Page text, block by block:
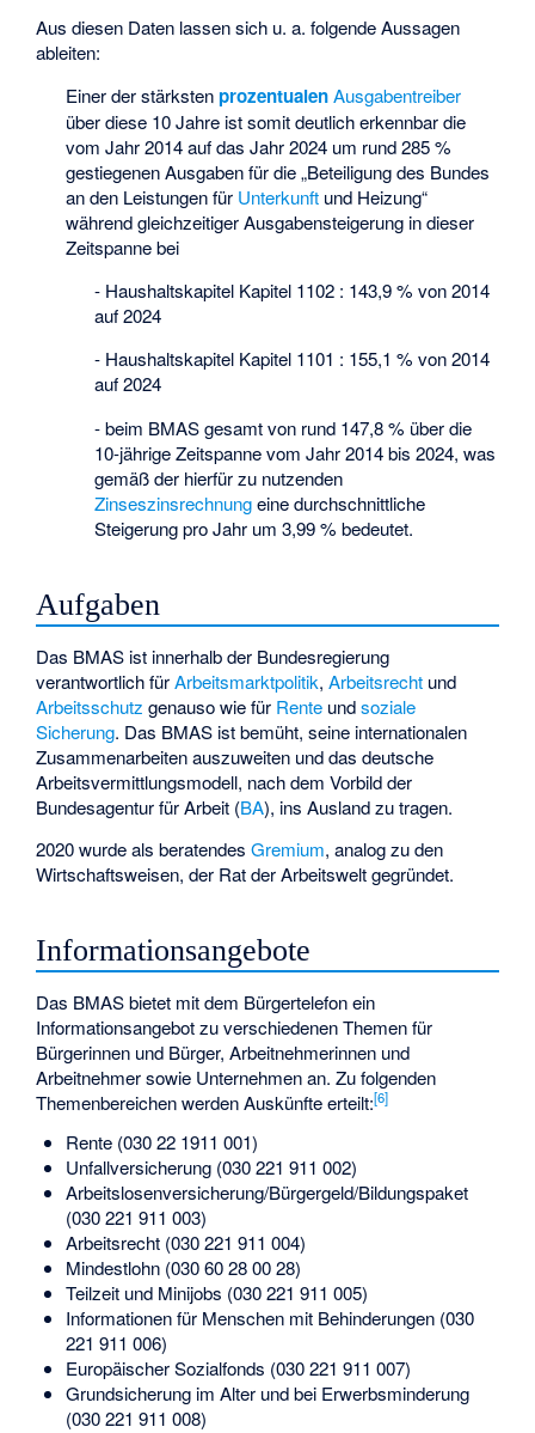
Aus diesen Daten lassen sich u. a. folgende Aussagen
ableiten:
Einer der stärkstenprozentualen Ausgabentreiber
über diese 10 Jahre ist somit deutlich erkennbar die
vom Jahr 2014 auf das Jahr 2024 um rund 285 %
gestiegenen Ausgaben für die „Beteiligung des Bundes
an den Leistungen für Unterkunftund Heizung“
während gleichzeitiger Ausgabensteigerung in dieser
Zeitspanne bei
- Haushaltskapitel Kapitel 1102 : 143,9 % von 2014
auf 2024
- Haushaltskapitel Kapitel 1101 : 155,1 % von 2014
auf 2024
- beim BMAS gesamt von rund 147,8 % über die
10-jährige Zeitspanne vom Jahr 2014 bis 2024, was
gemäß der hierfür zu nutzenden
Zinseszinsrechnungeine durchschnittliche
Steigerung pro Jahr um 3,99 % bedeutet.
Aufgaben
Das BMAS ist innerhalb der Bundesregierung
verantwortlich fürArbeitsmarktpolitik,Arbeitsrecht und
Arbeitsschutz genauso wie für Rente undsoziale
Sicherung. Das BMAS ist bemüht, seine internationalen
Zusammenarbeiten auszuweiten und das deutsche
Arbeitsvermittlungsmodell, nach dem Vorbild der
Bundesagentur für Arbeit (BA), ins Ausland zu tragen.
2020 wurde als beratendesGremium, analog zu den
Wirtschaftsweisen, der Rat der Arbeitsweltgegründet.
Informationsangebote
Das BMAS bietet mit dem Bürgertelefon ein
Informationsangebot zu verschiedenen Themen für
Bürgerinnen und Bürger, Arbeitnehmerinnen und
Arbeitnehmer sowie Unternehmen an. Zu folgenden
Themenbereichen werden Auskünfte erteilt:[6]
Rente (030 22 1911 001)
Unfallversicherung (030 221 911 002)
Arbeitslosenversicherung/Bürgergeld/Bildungspaket
(030 221 911 003)
Arbeitsrecht (030 221 911 004)
Mindestlohn (030 60 28 00 28)
Teilzeit und Minijobs (030 221 911 005)
Informationen für Menschen mit Behinderungen (030
221 911 006)
Europäischer Sozialfonds (030 221 911 007)
Grundsicherung im Alter und bei Erwerbsminderung
(030 221 911 008)